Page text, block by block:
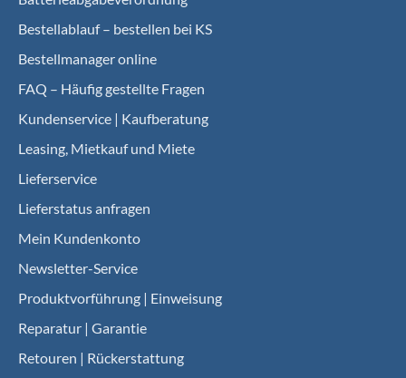
Bestellablauf – bestellen bei KS
Bestellmanager online
FAQ – Häufig gestellte Fragen
Kundenservice | Kaufberatung
Leasing, Mietkauf und Miete
Lieferservice
Lieferstatus anfragen
Mein Kundenkonto
Newsletter-Service
Produktvorführung | Einweisung
Reparatur | Garantie
Retouren | Rückerstattung